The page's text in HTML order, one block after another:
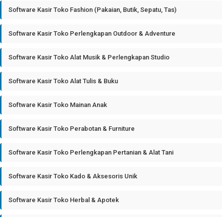
Software Kasir Toko Fashion (Pakaian, Butik, Sepatu, Tas)
Software Kasir Toko Perlengkapan Outdoor & Adventure
Software Kasir Toko Alat Musik & Perlengkapan Studio
Software Kasir Toko Alat Tulis & Buku
Software Kasir Toko Mainan Anak
Software Kasir Toko Perabotan & Furniture
Software Kasir Toko Perlengkapan Pertanian & Alat Tani
Software Kasir Toko Kado & Aksesoris Unik
Software Kasir Toko Herbal & Apotek